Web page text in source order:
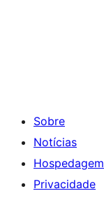
Sobre
Notícias
Hospedagem
Privacidade